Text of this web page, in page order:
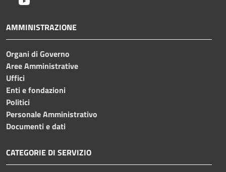
AMMINISTRAZIONE
Organi di Governo
Aree Amministrative
Uffici
Enti e fondazioni
Politici
Personale Amministrativo
Documenti e dati
CATEGORIE DI SERVIZIO